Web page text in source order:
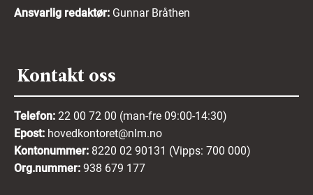
Ansvarlig redaktør: Gunnar Bråthen
Kontakt oss
Telefon: 22 00 72 00 (man-fre 09:00-14:30)
Epost: hovedkontoret@nlm.no
Kontonummer: 8220 02 90131 (Vipps: 700 000)
Org.nummer: 938 679 177